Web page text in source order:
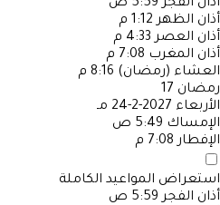
أذان الفجر 5:59 ص
أذان الظهر 1:12 م
أذان العصر 4:33 م
أذان المغرب 7:08 م
العشاء (رمضان) 8:16 م
رمضان 17
الأربعاء 2027-2-24 مـ
الإمساك 5:49 ص
الإفطار 7:08 م
استعراض المواعيد الكاملة
أذان الفجر 5:59 ص